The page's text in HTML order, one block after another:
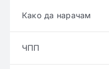
Како да нарачам
ЧПП